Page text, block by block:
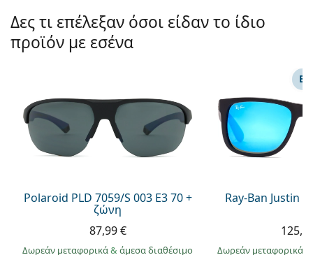
Prada
Δες τι επέλεξαν όσοι είδαν το ίδιο
προϊόν με εσένα
Polaroid PLD 7059/S 003 E3 70 +
ζώνη
87,99 €
Δωρεάν μεταφορικά& άμεσα διαθέσιμο
Ray-Ban Justin
Δωρεάν μεταφορικά